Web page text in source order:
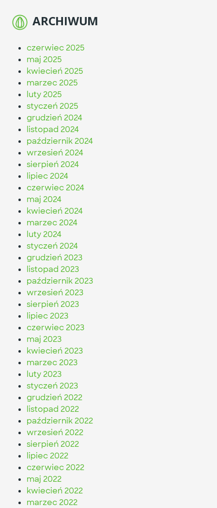
ARCHIWUM
czerwiec 2025
maj 2025
kwiecień 2025
marzec 2025
luty 2025
styczeń 2025
grudzień 2024
listopad 2024
październik 2024
wrzesień 2024
sierpień 2024
lipiec 2024
czerwiec 2024
maj 2024
kwiecień 2024
marzec 2024
luty 2024
styczeń 2024
grudzień 2023
listopad 2023
październik 2023
wrzesień 2023
sierpień 2023
lipiec 2023
czerwiec 2023
maj 2023
kwiecień 2023
marzec 2023
luty 2023
styczeń 2023
grudzień 2022
listopad 2022
październik 2022
wrzesień 2022
sierpień 2022
lipiec 2022
czerwiec 2022
maj 2022
kwiecień 2022
marzec 2022